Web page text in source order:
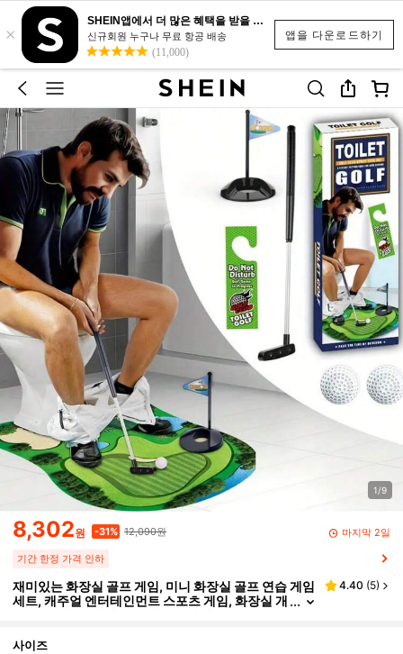
앱을 다운로드하기
×
SHEIN앱에서 더 많은 혜택을 받을 수 있어요.
신규회원 누구나 무료 항공 배송
(11,000)
1/9
8,302원 -31% 12,090원 마지막 2일
기간 한정 가격 인하
재미있는 화장실 골프 게임, 미니 화장실 골프 연습 게임
세트, 캐주얼 엔터테인먼트 스포츠 게임, 화장실 개
4.40 (5)
사이즈